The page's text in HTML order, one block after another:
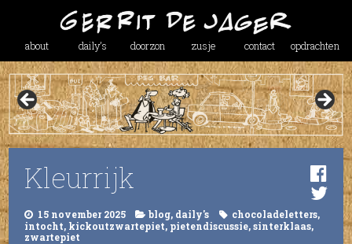
about daily’s doorzon zusje contact opdrachten
Kleurrijk
15 november 2025 blog, daily's chocoladeletters,
intocht, kickoutzwartepiet, pietendiscussie,sinterklaas,
zwartepiet